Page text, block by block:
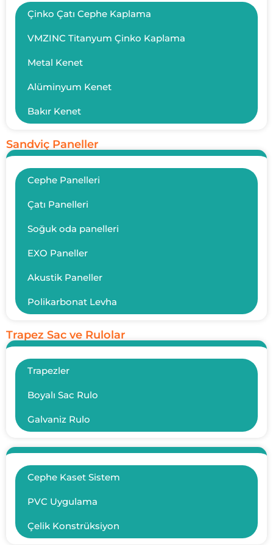
Çinko Çatı Cephe Kaplama
VMZINC Titanyum Çinko Kaplama
Metal Kenet
Alüminyum Kenet
Bakır Kenet
Sandviç Paneller
Cephe Panelleri
Çatı Panelleri
Soğuk oda panelleri
EXO Paneller
Akustik Paneller
Polikarbonat Levha
Trapez Sac ve Rulolar
Trapezler
Boyalı Sac Rulo
Galvaniz Rulo
Cephe Kaset Sistem
PVC Uygulama
Çelik Konstrüksiyon